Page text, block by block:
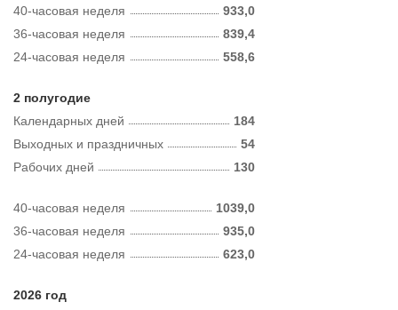
40-часовая неделя
933,0
36-часовая неделя
839,4
24-часовая неделя
558,6
2 полугодие
Календарных дней
184
Рабочих дней 130
Выходных и праздничных 54
40-часовая неделя
1039,0
36-часовая неделя
935,0
24-часовая неделя
623,0
2026 год